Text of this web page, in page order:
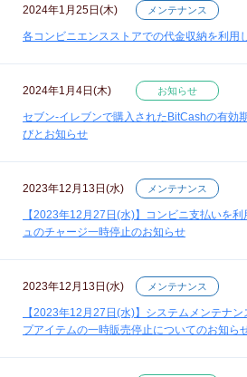
2024年1月25日(木) メンテナンス
各コンビニエンスストアでの代金収納を利用
2024年1月4日(木) お知らせ
セブン‐イレブンで購入されたBitCashの有効
びとお知らせ
2023年12月13日(水) メンテナンス
【2023年12月27日(水)】コンビニ支払いを
ュのチャージ一時停止のお知らせ
2023年12月13日(水) メンテナンス
【2023年12月27日(水)】システムメンテナ
プアイテムの一時販売停止についてのお知ら